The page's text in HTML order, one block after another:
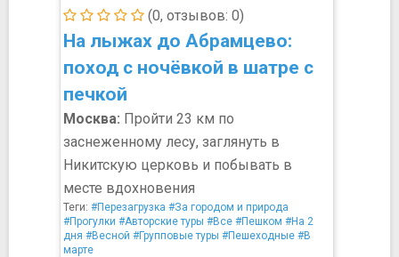
(0, отзывов: 0)
На лыжах до Абрамцево:
поход с ночёвкой в шатре с
печкой
Москва: Пройти 23 км по
заснеженному лесу, заглянуть в
Никитскую церковь и побывать в
месте вдохновения
Теги: #Перезагрузка #За городом и природа
#Прогулки #Авторские туры #Все #Пешком #На 2
дня #Весной #Групповые туры #Пешеходные #В
марте